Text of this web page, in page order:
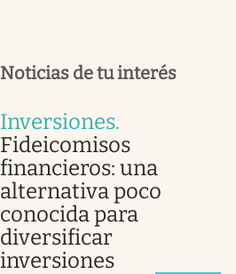
Noticias de tu interés
Inversiones.
Fideicomisos
financieros: una
alternativa poco
conocida para
diversificar
inversiones